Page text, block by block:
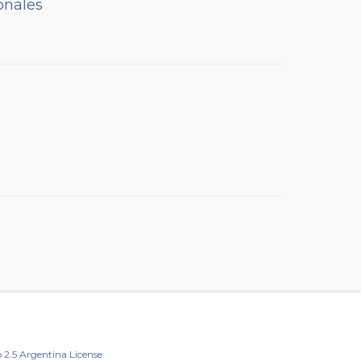
Argentina License